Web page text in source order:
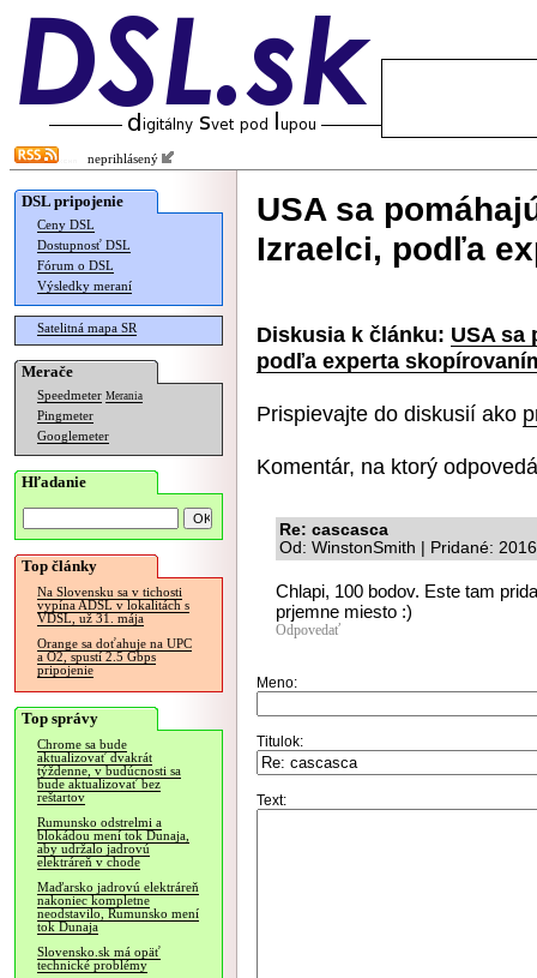
neprihlásený
DSL pripojenie
Ceny DSL
Dostupnosť DSL
Fórum o DSL
Výsledky meraní
Satelitná mapa SR
Merače
Speedmeter Merania
Pingmeter
Googlemeter
Hľadanie
Top články
Na Slovensku sa v tichosti
vypína ADSL v lokalitách s
VDSL, už 31. mája
Orange sa doťahuje na UPC
a O2, spustí 2.5 Gbps
pripojenie
Top správy
Chrome sa bude
aktualizovať dvakrát
týždenne, v budúcnosti sa
bude aktualizovať bez
reštartov
Rumunsko odstrelmi a
blokádou mení tok Dunaja,
aby udržalo jadrovú
elektráreň v chode
Maďarsko jadrovú elektráreň
nakoniec kompletne
neodstavilo, Rumunsko mení
tok Dunaja
Slovensko.sk má opäť
technické problémy
USA sa
Izraelci, podľa
Diskusia k článku: USA sa
podľa experta
Prispievajte do diskusií ako
Komentár, na ktorý
Re: cascasca
Od: WinstonSmith | Pridané:
Chlapi, 100 bodov. Este tam
prjemne miesto :)
Odpovedať
Meno:
Titulok:
Text: